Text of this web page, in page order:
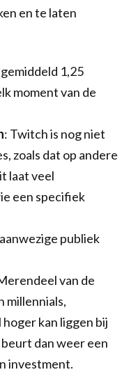
en te laten
1,25
moment van de
: Twitch is nog niet
zoals dat op andere
laat veel
een specifiek
publiek
van de
millennials,
kan liggen bij
dan weer een
investment.